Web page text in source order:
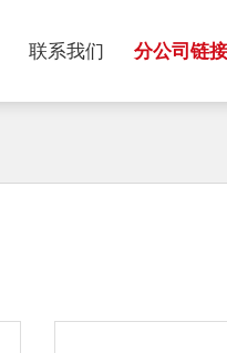
联系我们 分公司链接